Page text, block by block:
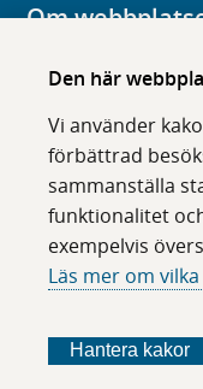
Den här
Vi använder
förbättrad
sammanställa
funktionalitet
exempelvis
Läs mer om
Hantera kakor
Om
Om karolinska.se
Tillgänglighet
Om cookies
Följ oss i sociala
ö
l
ö
l
ö
l